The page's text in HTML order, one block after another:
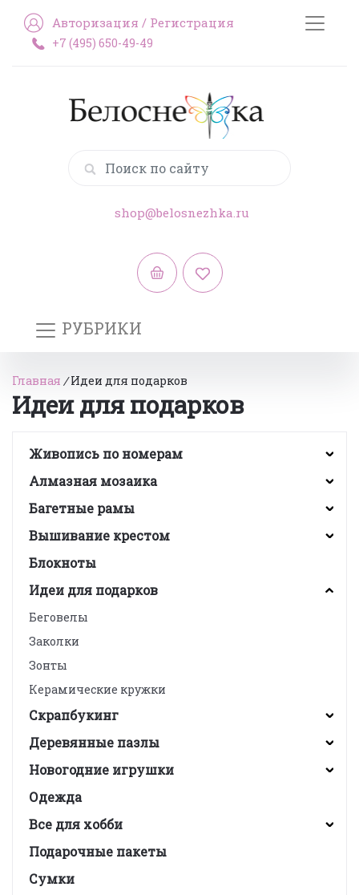
Авторизация / Регистрация
+7 (495) 650-49-49
shop@belosnezhka.ru
РУБРИКИ
Главная /Идеи для подарков
Идеи для подарков
Живопись по номерам
Алмазная мозаика
Багетные рамы
Вышивание крестом
Блокноты
Идеи для подарков
Беговелы
Заколки
Зонты
Керамические кружки
Скрапбукинг
Деревянные пазлы
Новогодние игрушки
Одежда
Все для хобби
Подарочные пакеты
Сумки